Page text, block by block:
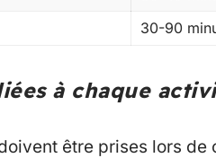
30-90
à chaque
être prises lors de